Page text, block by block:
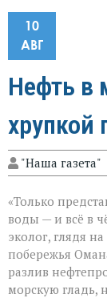
10
АВГ
Нефть в
хрупкой
"Наша газета"
«Только
воды — и всё в
эколог, глядя
побережья
разлив
морскую гладь,